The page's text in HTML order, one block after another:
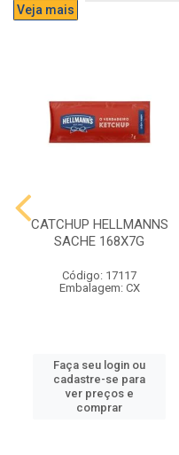
Veja mais
CATCHUP HELLMANNS
SACHE 168X7G
Código: 17117
Embalagem: CX
Faça seu login ou
cadastre-se para
ver preços e
comprar